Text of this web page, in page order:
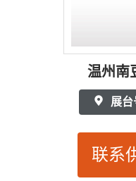
温州南
展台
联系